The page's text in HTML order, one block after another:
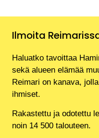
Ilmoita
Haluatko tavoittaa
sekä alueen elämää
Reimari on kanava,
ihmiset.
Rakastettu ja odotettu
noin 14 500 talouteen.